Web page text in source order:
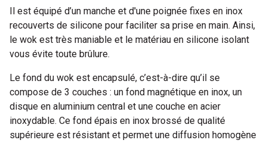
Il est équipé d’un manche et d'une poignée fixes en inox
recouverts de silicone pour faciliter sa prise en main. Ainsi,
le wok est très maniable et le matériau en silicone isolant
vous évite toute brûlure.
Le fond du wok est encapsulé, c’est-à-dire qu’il se
compose de 3 couches : un fond magnétique en inox, un
disque en aluminium central et une couche en acier
inoxydable. Ce fond épais en inox brossé de qualité
supérieure est résistant et permet une diffusion homogène